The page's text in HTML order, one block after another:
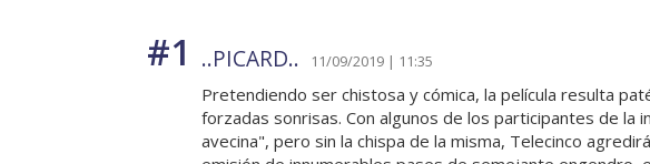
#1 ..PICARD.. 11/09/2019 | 11:35
Pretendiendo ser chistosa y cómica, la película resulta
forzadas sonrisas. Con algunos de los participantes de la
avecina", pero sin la chispa de la misma, Telecinco